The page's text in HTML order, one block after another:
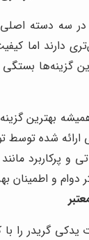
گزینه‌ها
ارائه شده
دوام و اطمینان
یدکی گریدر را